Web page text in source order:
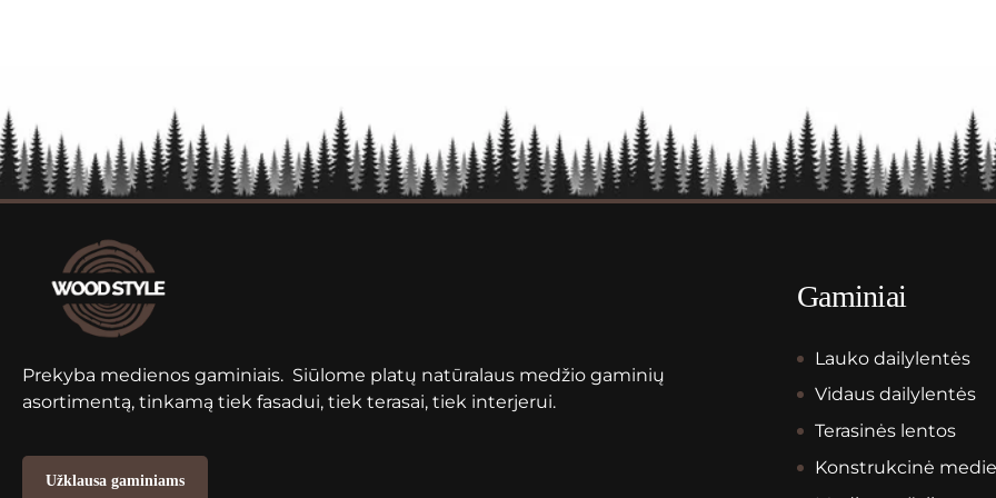
Prekyba medienos gaminiais. Siūlome platų natūralaus medžio gaminių
asortimentą, tinkamą tiek fasadui, tiek terasai, tiek interjerui.
Užklausa gaminiams
Gaminiai
Lauko dailylentės
Vidaus dailylentės
Terasinės lentos
Konstrukcinė